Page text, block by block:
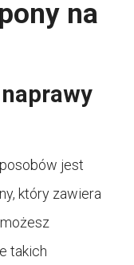
na
jest
który zawiera
takich